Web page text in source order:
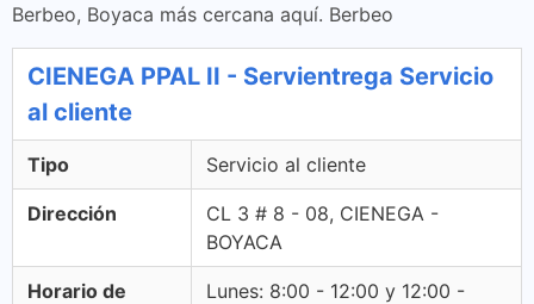
Berbeo, Boyaca más cercana aquí. Berbeo
CIENEGA PPAL II - Servientrega Servicio
al cliente
Tipo Servicio al cliente
Dirección
CL 3 # 8 - 08, CIENEGA -
BOYACA
Horario de
Lunes: 8:00 - 12:00 y 12:00 -